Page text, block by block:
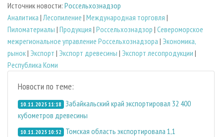
Источник новости: Россельхознадзор
Аналитика |Лесопиление | Международная торговля |
Пиломатериалы | Продукция | Россельхознадзор | Североморское
межрегиональное управление Россельхознадзора | Экономика,
рынок| Экспорт | Экспорт древесины | Экспорт лесопродукции |
Республика Коми
Новости по теме:
10.11.2025 11:18 Забайкальский край экспортировал 32 400
кубометров древесины
10.11.2025 10:52
Томская область экспортировала 1,1